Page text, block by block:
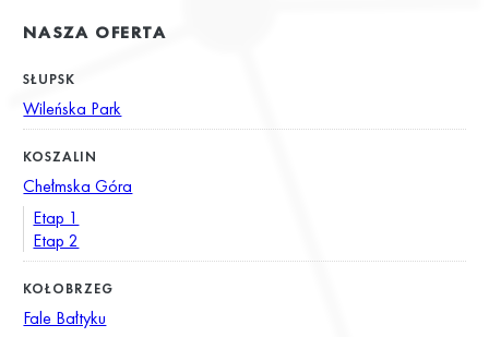
NASZA OFERTA
SŁUPSK
Wileńska Park
KOSZALIN
Chełmska Góra
Etap 1
Etap 2
KOŁOBRZEG
Fale Bałtyku